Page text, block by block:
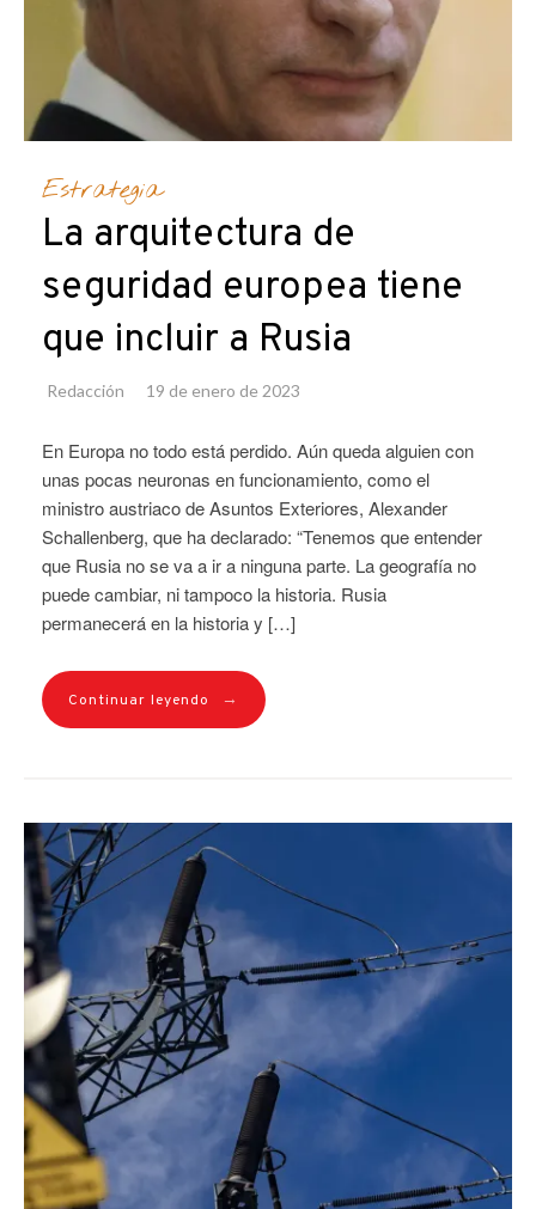
Estrategia
La arquitectura de
seguridad europea tiene
que incluir a Rusia
Redacción 19 de enero de 2023
En Europa no todo está perdido. Aún queda alguien con
unas pocas neuronas en funcionamiento, como el
ministro austriaco de Asuntos Exteriores, Alexander
Schallenberg, que ha declarado: “Tenemos que entender
que Rusia no se va a ir a ninguna parte. La geografía no
puede cambiar, ni tampoco la historia. Rusia
permanecerá en la historia y […]
Continuar leyendo →